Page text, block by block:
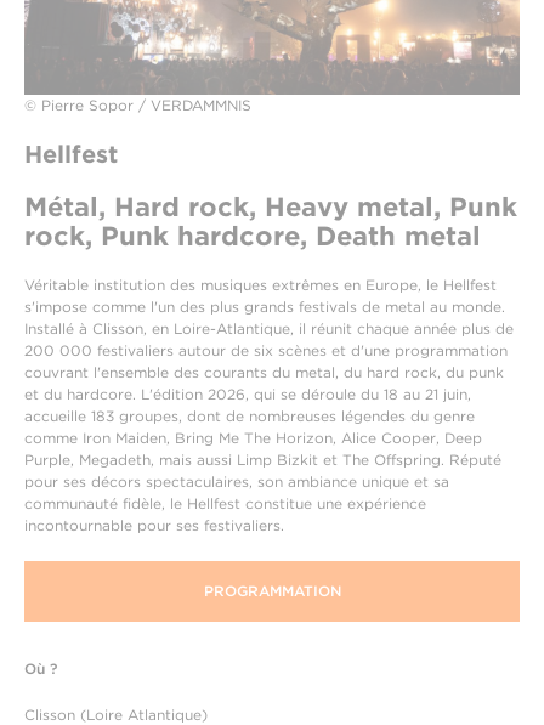
© Pierre Sopor / VERDAMMNIS
Hellfest
Métal, Hard rock, Heavy metal, Punk
rock, Punk hardcore, Death metal
Véritable institution des musiques extrêmes en Europe, le Hellfest
s'impose comme l'un des plus grands festivals de metal au monde.
Installé à Clisson, en Loire-Atlantique, il réunit chaque année plus de
200 000 festivaliers autour de six scènes et d'une programmation
couvrant l'ensemble des courants du metal, du hard rock, du punk
et du hardcore. L'édition 2026, qui se déroule du 18 au 21 juin,
accueille 183 groupes, dont de nombreuses légendes du genre
comme Iron Maiden, Bring Me The Horizon, Alice Cooper, Deep
Purple, Megadeth, mais aussi Limp Bizkit et The Offspring. Réputé
pour ses décors spectaculaires, son ambiance unique et sa
communauté fidèle, le Hellfest constitue une expérience
incontournable pour ses festivaliers.
PROGRAMMATION
Où ?
Clisson (Loire Atlantique)